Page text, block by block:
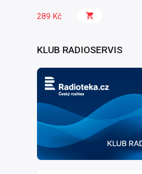
289 Kč
KLUB RADIOSERVIS